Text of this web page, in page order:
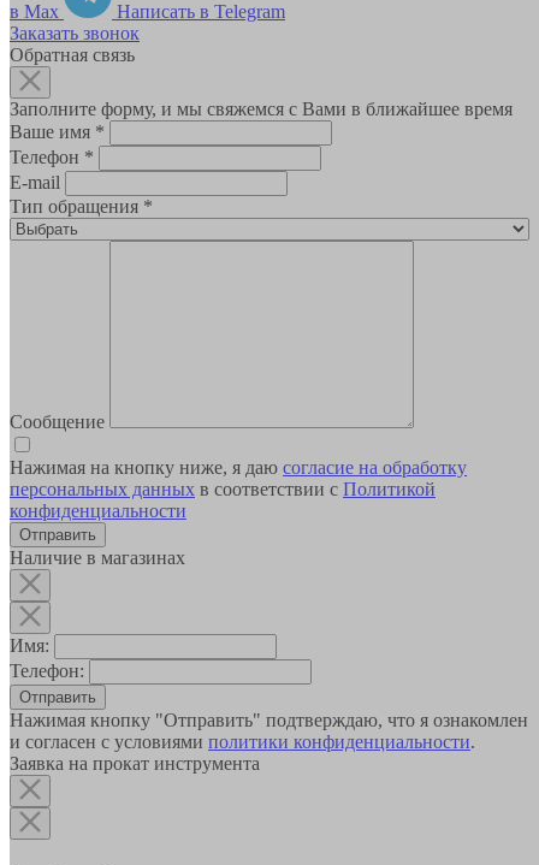
в Max
Написать в Telegram
Заказать звонок
Обратная связь
Заполните форму, и мы свяжемся с Вами в ближайшее время
Ваше имя *
Телефон *
E-mail
Тип обращения *
Сообщение
Нажимая на кнопку ниже, я даю согласие на обработку
персональных данных в соответствии с Политикой
конфиденциальности
Наличие в магазинах
Имя:
Телефон:
Отправить
Нажимая кнопку "Отправить" подтверждаю, что я ознакомлен
и согласен с условиями политики конфиденциальности.
Заявка на прокат инструмента